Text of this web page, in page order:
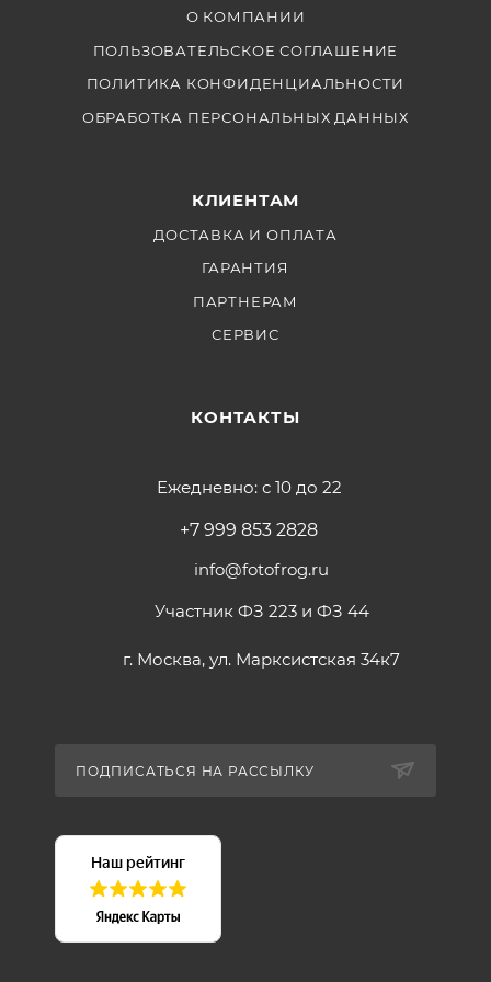
О КОМПАНИИ
ПОЛЬЗОВАТЕЛЬСКОЕ СОГЛАШЕНИЕ
ПОЛИТИКА КОНФИДЕНЦИАЛЬНОСТИ
ОБРАБОТКА ПЕРСОНАЛЬНЫХ ДАННЫХ
КЛИЕНТАМ
ДОСТАВКА И ОПЛАТА
ГАРАНТИЯ
ПАРТНЕРАМ
СЕРВИС
КОНТАКТЫ
Ежедневно: с 10 до 22
+7 999 853 2828
info@fotofrog.ru
Участник ФЗ 223 и ФЗ 44
г. Москва, ул. Марксистская 34к7
ПОДПИСАТЬСЯ НА РАССЫЛКУ